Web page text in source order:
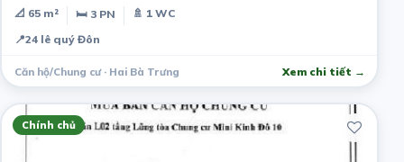
📐 65 m² 🛏 3 PN
🚿 1 WC
📍24 lê quý Đôn
Căn hộ/Chung cư · Hai Bà Trưng Xem chi tiết →
Chính chủ